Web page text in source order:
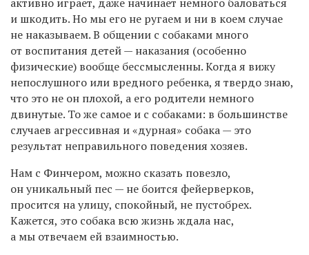
и шкодить. Но мы его не ругаем и ни в коем случае
не наказываем. В общении с собаками много
от воспитания детей — наказания (особенно
физические) вообще бессмысленны. Когда я вижу
непослушного или вредного ребенка, я твердо знаю,
что это не он плохой, а его родители немного
двинутые. То же самое и с собаками: в большинстве
случаев агрессивная и «дурная» собака — это
результат неправильного поведения хозяев.
Нам с Финчером, можно сказать повезло,
он уникальный пес — не боится фейерверков,
просится на улицу, спокойный, не пустобрех.
Кажется, это собака всю жизнь ждала нас,
а мы отвечаем ей взаимностью.